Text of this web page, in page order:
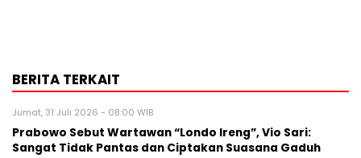
BERITA TERKAIT
Jumat, 31 Juli 2026 - 08:00 WIB
Prabowo Sebut Wartawan “Londo Ireng”, Vio Sari:
Sangat Tidak Pantas dan Ciptakan Suasana Gaduh